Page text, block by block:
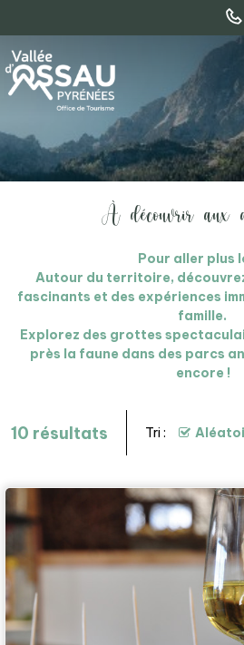
À découvrir aux
Pour aller plus
Autour du territoire,
fascinants et des expériences
famille.
Explorez des grottes
près la faune dans des parcs
encore !
10 résultats Tri :